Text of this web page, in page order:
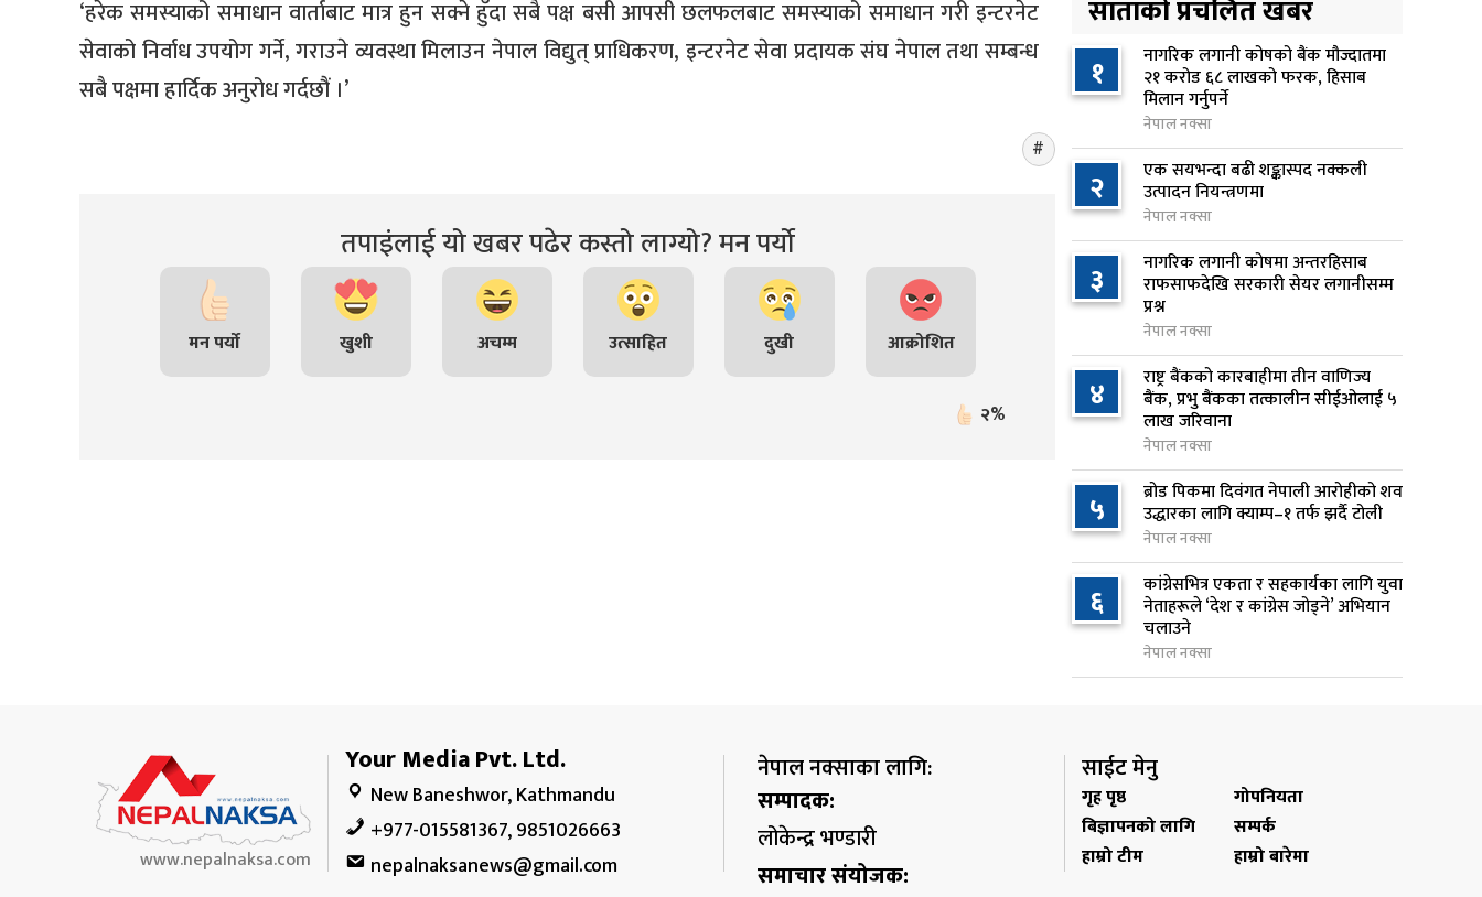
‘हरेक समस्याको समाधान वार्ताबाट मात्र हुन सक्ने हुँदा सबै पक्ष बसी आपसी छलफलबाट समस्याको समाधान गरी इन्टरनेट
सेवाको निर्वाध उपयोग गर्ने, गराउने व्यवस्था मिलाउन नेपाल विद्युत् प्राधिकरण, इन्टरनेट सेवा प्रदायक संघ नेपाल तथा सम्बन्ध
सबै पक्षमा हार्दिक अनुरोध गर्दछौं ।’
तपाइंलाई यो खबर पढेर कस्तो लाग्यो? मन पर्यो
मन पर्यो खुशी अचम्म उत्साहित दुखी आक्रोशित
२%
विश्वविद्यालयले नयाँ नीति तथा
कार्यक्रम ल्याउने
१५ घण्टा अघि
५
सरकारद्वारा राष्ट्रसेवक कर्मचारीको
नयाँ तलबमान स्वीकृत, न्यूनतम तलब
२८ हजार ९८४ रुपैयाँ
१६ घण्टा अघि
६
सिद्धबाबा सुरुङ निर्माणमा ३ अर्ब १
करोड खर्च, २०८३ फागुनको
समयसीमा
२२ घण्टा अघि
७
निम्सदाइसहित चार पर्वतारोहीको शव
बेस क्याम्पमा ल्याइयो
१ दिन अघि
८
सुनसरी र सिरहाका घटनाका
पीडितलाई राहत र उपचार दिने
सरकारको निर्णय
१ दिन अघि
९
कृषि क्षेत्रलाई आत्मनिर्भर बनाउने
लक्ष्यसहित राष्ट्रिय कृषि नीति २०८३
१०
नेपाल टेलिकमले बक्यौता महसुलमा
जरिवाना छुट दिने
१ दिन अघि
साताको प्रचलित खबर
१ नागरिक लगानी कोषको बैंक मौज्दातमा
२१ करोड ६८ लाखको फरक, हिसाब
मिलान गर्नुपर्ने
नेपाल नक्सा
२ एक सयभन्दा बढी शङ्कास्पद नक्कली
उत्पादन नियन्त्रणमा
नेपाल नक्सा
३ नागरिक लगानी कोषमा अन्तरहिसाब
राफसाफदेखि सरकारी सेयर लगानीसम्म
प्रश्न
नेपाल नक्सा
४ राष्ट्र बैंकको कारबाहीमा तीन वाणिज्य
बैंक, प्रभु बैंकका तत्कालीन सीईओलाई ५
लाख जरिवाना
नेपाल नक्सा
५ ब्रोड पिकमा दिवंगत नेपाली आरोहीको शव
उद्धारका लागि क्याम्प–१ तर्फ झर्दै टोली
नेपाल नक्सा
६ कांग्रेसभित्र एकता र सहकार्यका लागि युवा
नेताहरूले ‘देश र कांग्रेस जोड्ने’ अभियान
चलाउने
नेपाल नक्सा
www.nepalnaksa.com
Your Media Pvt. Ltd.
New Baneshwor, Kathmandu
+977-015581367, 9851026663
nepalnaksanews@gmail.com
नेपाल नक्साका लागि:
सम्पादक:
लोकेन्द्र भण्डारी
समाचार संयोजक:
साईट मेनु
गृह पृष्ठ
गोपनियता
बिज्ञापनको लागि
सम्पर्क
हाम्रो टीम
हाम्रो बारेमा